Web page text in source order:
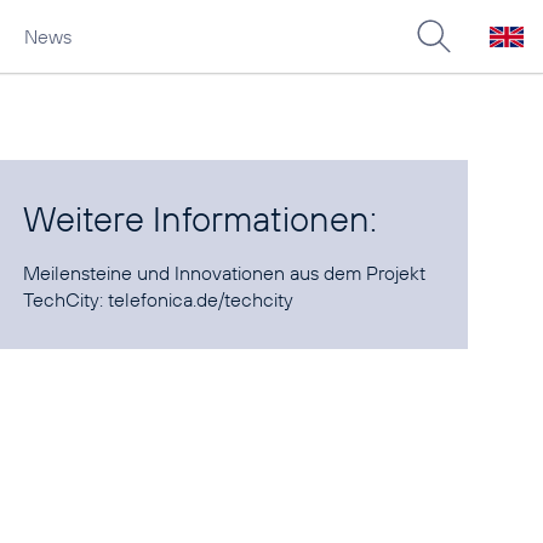
News
Weitere Informationen:
Meilensteine und Innovationen aus dem Projekt
TechCity:telefonica.de/techcity